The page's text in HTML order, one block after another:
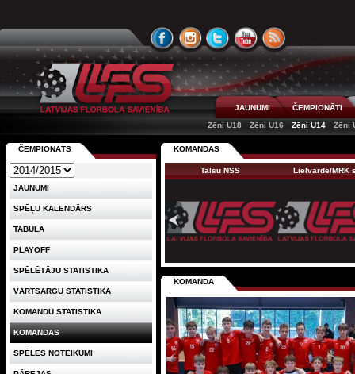
JAUNUMI
ČEMPIONĀTI
Zēni U18
Zēni U16 Zēni U14 Zēni
KOMANDAS
Talsu NSS Lielvārde/MRK
KOMANDA
ČEMPIONĀTS
JAUNUMI
SPĒĻU KALENDĀRS
TABULA
PLAYOFF
SPĒLĒTĀJU STATISTIKA
VĀRTSARGU STATISTIKA
KOMANDU STATISTIKA
KOMANDAS
SPĒLES NOTEIKUMI